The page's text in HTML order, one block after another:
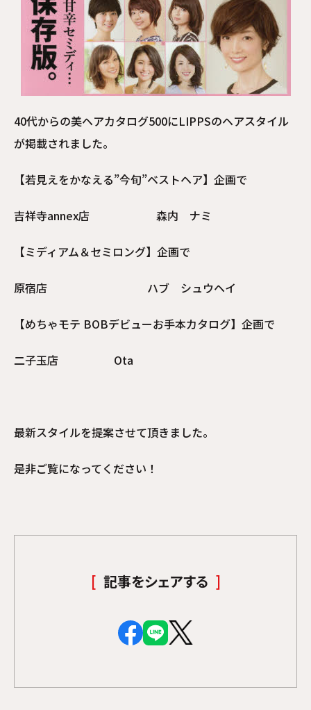
40代からの美ヘアカタログ500にLIPPSのヘアスタイル
が掲載されました。
【若見えをかなえる”今旬”ベストヘア】企画で
吉祥寺annex店 森内 ナミ
【ミディアム＆セミロング】企画で
原宿店 ハブ シュウヘイ
【めちゃモテ BOBデビューお手本カタログ】企画で
二子玉店 Ota
最新スタイルを提案させて頂きました。
是非ご覧になってください！
記事をシェアする